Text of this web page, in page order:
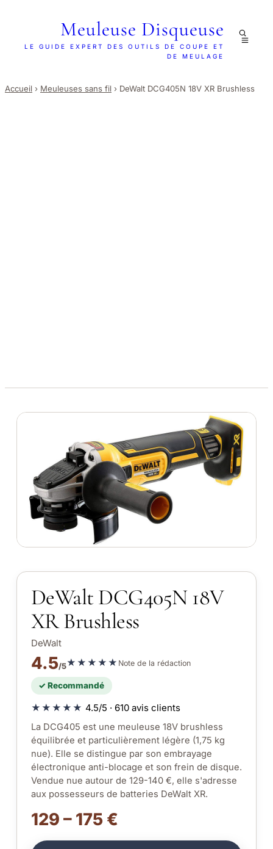
Meuleuse Disqueuse
LE GUIDE EXPERT DES OUTILS DE COUPE ET
DE MEULAGE
Accueil › Meuleuses sans fil › DeWalt DCG405N 18V XR Brushless
DeWalt DCG405N 18V
XR Brushless
DeWalt
4.5/5★★★★★ Note de la rédaction
✓ Recommandé
★★★★★ 4.5/5 · 610 avis clients
La DCG405 est une meuleuse 18V brushless
équilibrée et particulièrement légère (1,75 kg
nue). Elle se distingue par son embrayage
électronique anti-blocage et son frein de disque.
Vendue nue autour de 129-140 €, elle s'adresse
aux possesseurs de batteries DeWalt XR.
129 – 175 €